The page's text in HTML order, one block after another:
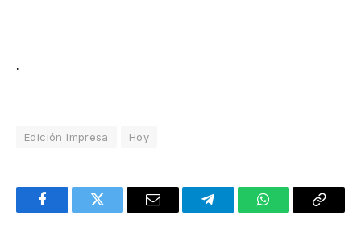
.
Edición Impresa Hoy
FacebookTwitter Email TelegramWhatsAppCopy